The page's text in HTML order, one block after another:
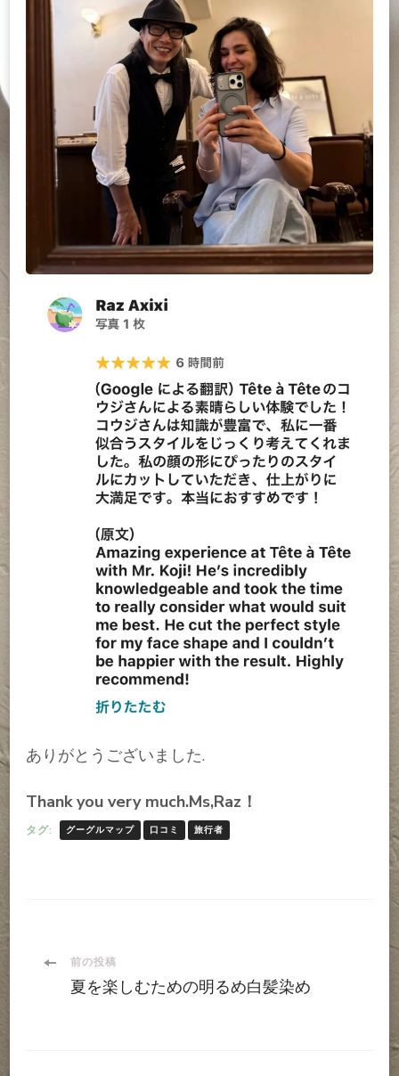
ありがとうございました.
Thank you very much.Ms,Raz！
タグ: グーグルマップ 口コミ 旅行者
投
前の投稿
夏を楽しむための明るめ白髪染め